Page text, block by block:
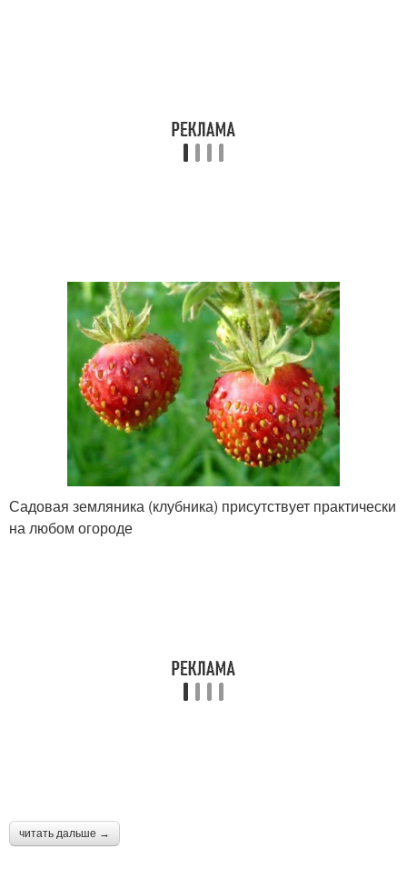
Садовая земляника (клубника) присутствует практически
на любом огороде
читать дальше →